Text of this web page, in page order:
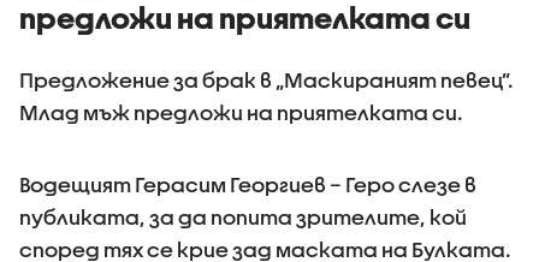
предложи на приятелката си
Предложение за брак в „Маскираният певец”.
Млад мъж предложи на приятелката си.
Водещият Герасим Георгиев – Геро слезе в
публиката, за да попита зрителите, кой
според тях се крие зад маската на Булката.